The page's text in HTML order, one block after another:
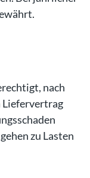
nach
Liefervertrag
zu Lasten